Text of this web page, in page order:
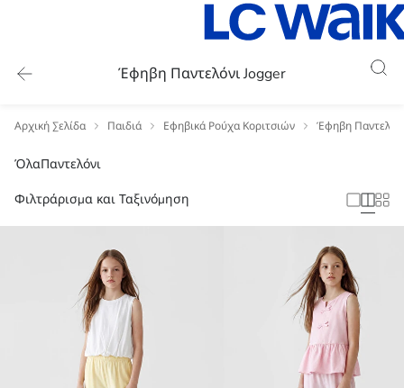
Έφηβη Παντελόνι Jogger
Αρχική Σελίδα Παιδιά Εφηβικά Ρούχα Κοριτσιών Έφηβη
ΌλαΠαντελόνι
Φιλτράρισμα και Ταξινόμηση